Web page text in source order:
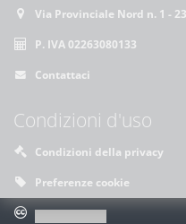
Via Provinciale Nord n. 1 -
P. IVA 02263080133
Contattaci
Condizioni d'uso
Condizioni della privacy
Preferenze cookie